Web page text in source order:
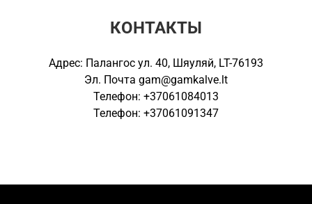
КОНТАКТЫ
Адрес: Палангос ул. 40, Шяуляй, LT-76193
Эл. Почта gam@gamkalve.lt
Телефон: +37061084013
Телефон: +37061091347